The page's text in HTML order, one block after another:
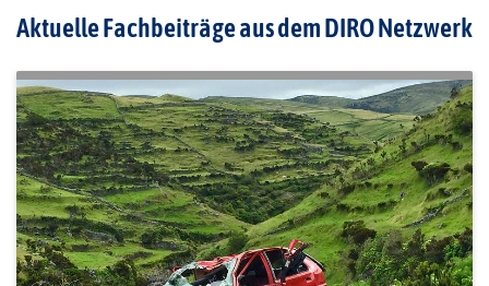
Aktuelle Fachbeiträge aus dem DIRO Netzwerk